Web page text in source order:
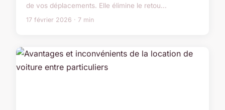
de vos déplacements. Elle élimine le retou...
17 février 2026 · 7 min